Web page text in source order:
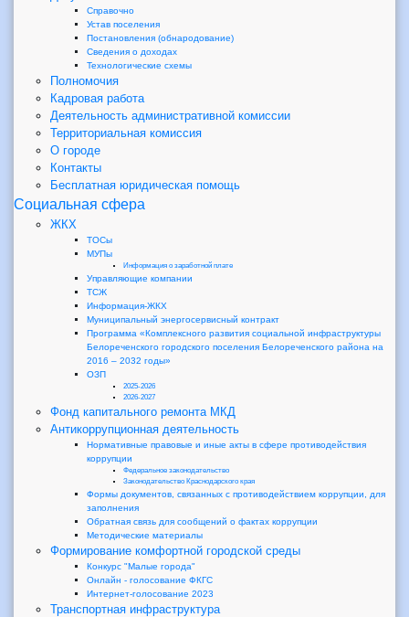
Справочно
Устав поселения
Постановления (обнародование)
Сведения о доходах
Технологические схемы
Полномочия
Кадровая работа
Деятельность административной комиссии
Территориальная комиссия
О городе
Контакты
Бесплатная юридическая помощь
Социальная сфера
ЖКХ
ТОСы
МУПы
Информация о заработной плате
Управляющие компании
ТСЖ
Информация-ЖКХ
Муниципальный энергосервисный контракт
Программа «Комплексного развития социальной инфраструктуры
Белореченского городского поселения Белореченского района на
2016 – 2032 годы»
ОЗП
2025-2026
2026-2027
Фонд капитального ремонта МКД
Антикоррупционная деятельность
Нормативные правовые и иные акты в сфере противодействия
коррупции
Федеральное законодательство
Законодательство Краснодарского края
Формы документов, связанных с противодействием коррупции, для
заполнения
Обратная связь для сообщений о фактах коррупции
Методические материалы
Формирование комфортной городской среды
Конкурс "Малые города"
Онлайн - голосование ФКГС
Интернет-голосование 2023
Транспортная инфраструктура